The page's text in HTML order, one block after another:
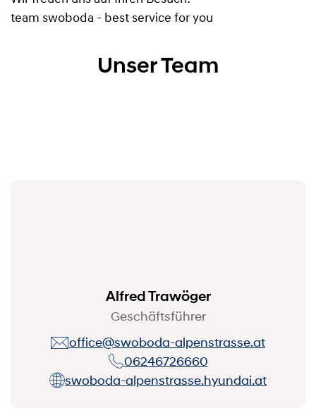
team swoboda - best service for you
Unser Team
Alfred Trawöger
Geschäftsführer
office@swoboda-alpenstrasse.at
06246726660
swoboda-alpenstrasse.hyundai.at